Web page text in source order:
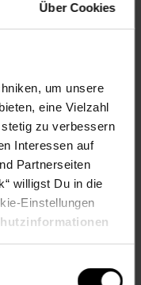
Über Cookies
um unsere
eine Vielzahl
zu verbessern
Interessen auf
Partnerseiten
willigst Du in die
Einstellungen
durchlüftet
Kochen,Zum